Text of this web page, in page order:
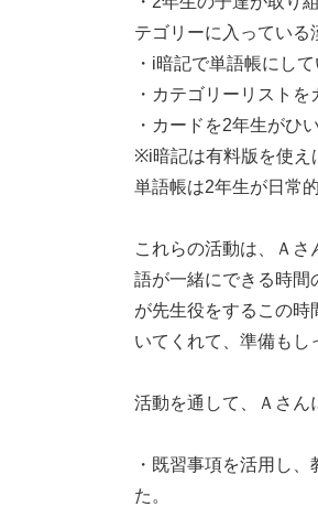
テゴリーに入っている
・i暗記で単語帳にして
・カテゴリーリストを
・カードを2年生がひ
※i暗記は有料版を使え
単語帳は2年生が日常
これらの活動は、Ａ
語が一緒にできる時間
が先生役をするこの時
いてくれて、準備もし
活動を通して、Ａさん
・既習事項を活用し
た。